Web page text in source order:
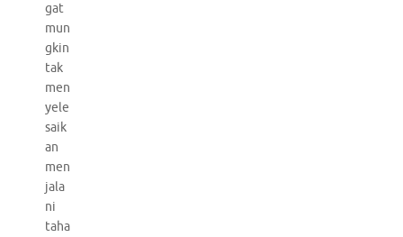
gat
mun
gkin
tak
men
yele
saik
an
men
jala
ni
taha